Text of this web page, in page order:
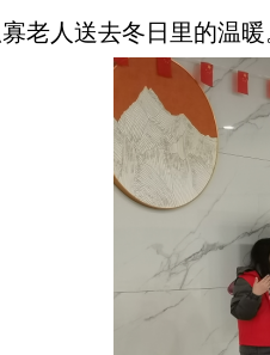
老人送去冬日里的温暖